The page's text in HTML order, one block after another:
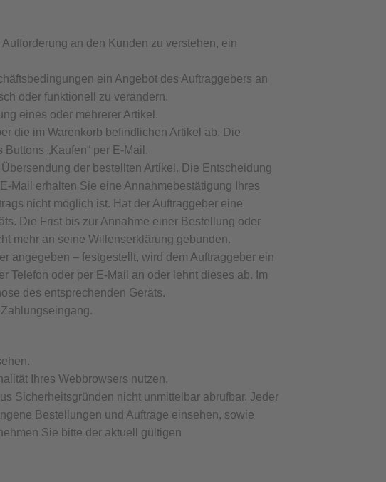
an den Kunden zu verstehen, ein
ein Angebot des Auftraggebers an
oder funktionell zu verändern.
eines oder mehrerer Artikel.
die im Warenkorb befindlichen Artikel ab. Die
„Kaufen“ per E-Mail.
der bestellten Artikel. Die Entscheidung
Mail erhalten Sie eine Annahmebestätigung Ihres
nicht möglich ist. Hat der Auftraggeber eine
Die Frist bis zur Annahme einer Bestellung oder
mehr an seine Willenserklärung gebunden.
angegeben – festgestellt, wird dem Auftraggeber ein
Telefon oder per E-Mail an oder lehnt dieses ab. Im
des entsprechenden Geräts.
Ihres Webbrowsers nutzen.
Sicherheitsgründen nicht unmittelbar abrufbar. Jeder
Bestellungen und Aufträge einsehen, sowie
Sie bitte der aktuell gültigen